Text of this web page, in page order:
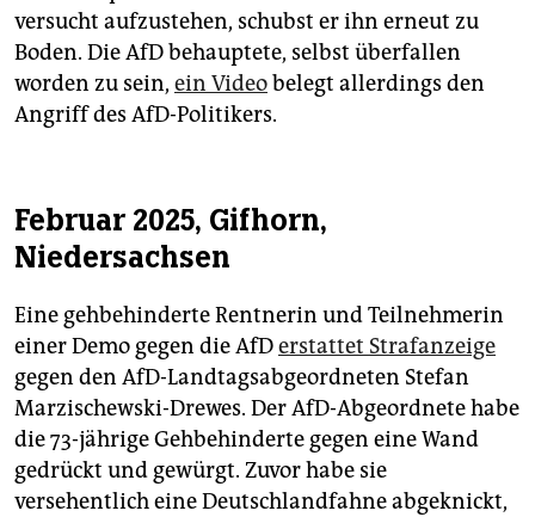
versucht aufzustehen, schubst er ihn erneut zu
Boden. Die AfD behauptete, selbst überfallen
worden zu sein, ein Videobelegt allerdings den
Angriff des AfD-Politikers.
Februar 2025, Gifhorn,
Niedersachsen
Eine gehbehinderte Rentnerin und Teilnehmerin
einer Demo gegen die AfDerstattet Strafanzeige
gegen den AfD-Landtagsabgeordneten Stefan
Marzischewski-Drewes. Der AfD-Abgeordnete habe
die 73-jährige Gehbehinderte gegen eine Wand
gedrückt und gewürgt. Zuvor habe sie
versehentlich eine Deutschlandfahne abgeknickt,